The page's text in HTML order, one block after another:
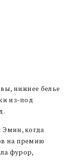
нижнее белье
из-под
Эмин, когда
на премию
фурор,